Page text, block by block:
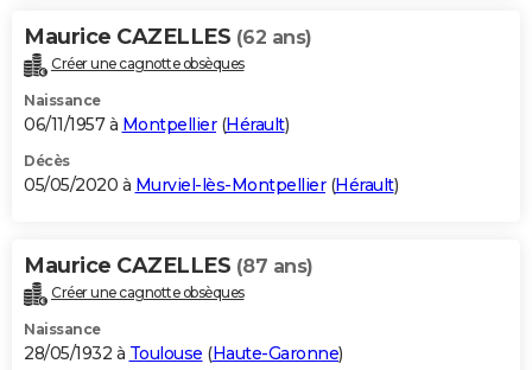
Maurice CAZELLES (62 ans)
Créer une cagnotte obsèques
Naissance
06/11/1957 à Montpellier(Hérault)
Décès
05/05/2020 à Murviel-lès-Montpellier(Hérault)
Maurice CAZELLES (87 ans)
Créer une cagnotte obsèques
Naissance
28/05/1932 à Toulouse (Haute-Garonne)